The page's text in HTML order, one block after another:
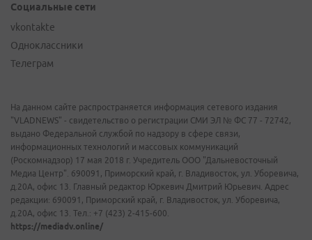
Социальные сети
vkontakte
Одноклассники
Телеграм
На данном сайте распространяется информация сетевого издания
"VLADNEWS" - свидетельство о регистрации СМИ ЭЛ № ФС 77 - 72742,
выдано Федеральной службой по надзору в сфере связи,
информационных технологий и массовых коммуникаций
(Роскомнадзор) 17 мая 2018 г. Учредитель ООО "Дальневосточный
Медиа Центр". 690091, Приморский край, г. Владивосток, ул. Уборевича,
д.20А, офис 13. Главный редактор Юркевич Дмитрий Юрьевич. Адрес
редакции: 690091, Приморский край, г. Владивосток, ул. Уборевича,
д.20А, офис 13. Тел.: +7 (423) 2-415-600.
https://mediadv.online/